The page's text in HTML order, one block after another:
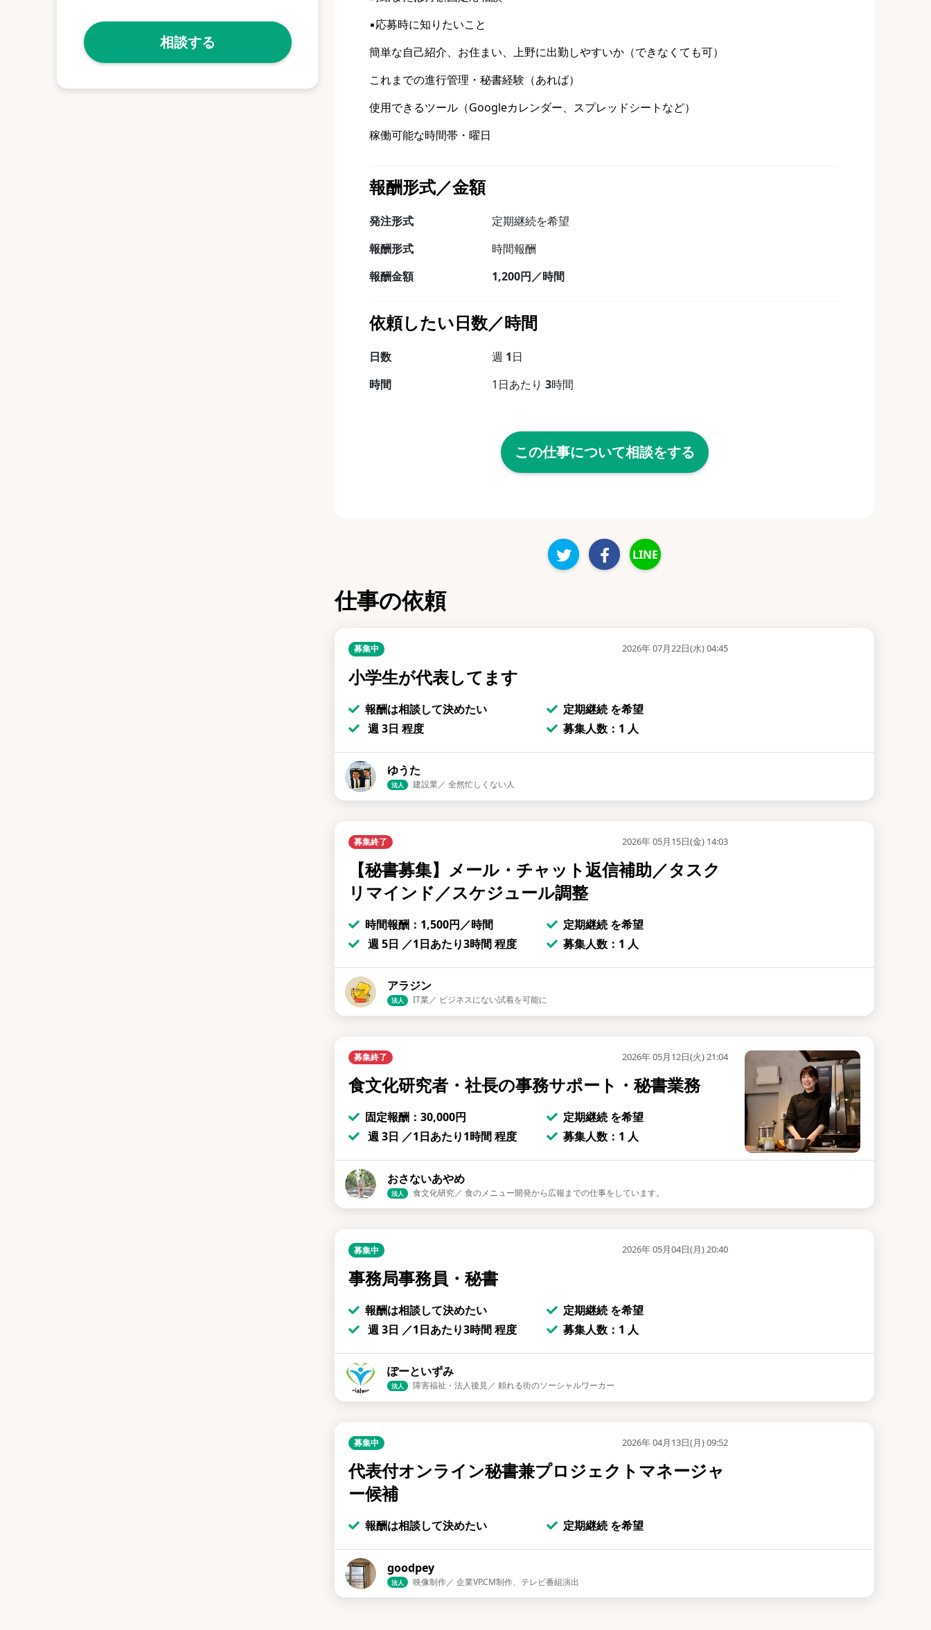
相談する
▪️応募時に知りたいこと
簡単な自己紹介、お住まい、上野に出勤しやすいか（できなくても可）
これまでの進行管理・秘書経験（あれば）
使用できるツール（Googleカレンダー、スプレッドシートなど）
稼働可能な時間帯・曜日
報酬形式／金額
発注形式
定期継続を希望
報酬形式
時間報酬
報酬金額
1,200円／時間
依頼したい日数／時間
日数 週 1日
時間
1日あたり3時間
この仕事について相談をする
LINE
仕事の依頼
募集中 2026年 07月22日(水) 04:45
小学生が代表してます
報酬は相談して決めたい
週 3日 程度
定期継続 を希望
募集人数：1 人
ゆうた
法人 建設業／ 全然忙しくない人
募集終了 2026年 05月15日(金) 14:03
【秘書募集】メール・チャット返信補助／タスク
リマインド／スケジュール調整
時間報酬：1,500円／時間
週 5日 ／1日あたり3時間 程度
定期継続 を希望
募集人数：1 人
アラジン
法人 IT業／ ビジネスにない試着を可能に
募集終了 2026年 05月12日(火) 21:04
食文化研究者・社長の事務サポート・秘書業務
固定報酬：30,000円
週 3日 ／1日あたり1時間 程度
定期継続 を希望
募集人数：1 人
おさないあやめ
法人 食文化研究／ 食のメニュー開発から広報までの仕事をしています。
募集中 2026年 05月04日(月) 20:40
事務局事務員・秘書
報酬は相談して決めたい
週 3日 ／1日あたり3時間 程度
定期継続 を希望
募集人数：1 人
ぽーといずみ
法人 障害福祉・法人後見／ 頼れる街のソーシャルワーカー
募集中 2026年 04月13日(月) 09:52
代表付オンライン秘書兼プロジェクトマネージャ
ー候補
報酬は相談して決めたい 定期継続 を希望
goodpey
法人 映像制作／ 企業VP.CM制作、テレビ番組演出